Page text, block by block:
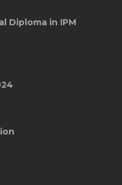
Diploma in IPM